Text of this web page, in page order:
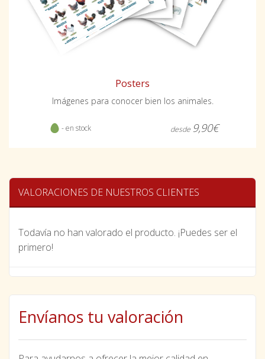
Posters
Imágenes para conocer bien los animales.
- en stock desde 9,90€
VALORACIONES DE NUESTROS CLIENTES
Todavía no han valorado el producto. ¡Puedes ser el
primero!
Envíanos tu valoración